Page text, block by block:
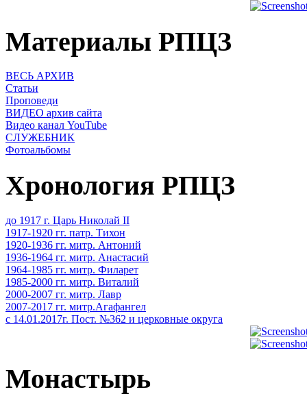
Материалы РПЦЗ
ВЕСЬ АРХИВ
Статьи
Проповеди
ВИДЕО архив сайта
Видео канал YouTube
СЛУЖЕБНИК
Фотоальбомы
Хронология РПЦЗ
до 1917 г. Царь Николай II
1917-1920 гг. патр. Тихон
1920-1936 гг. митр. Антоний
1936-1964 гг. митр. Анастасий
1964-1985 гг. митр. Филарет
1985-2000 гг. митр. Виталий
2000-2007 гг. митр. Лавр
2007-2017 гг. митр.Агафангел
с 14.01.2017г. Пост. №362 и церковные округа
Монастырь